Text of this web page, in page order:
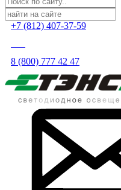
+7 (812) 407-37-59
8 (800) 777 42 47